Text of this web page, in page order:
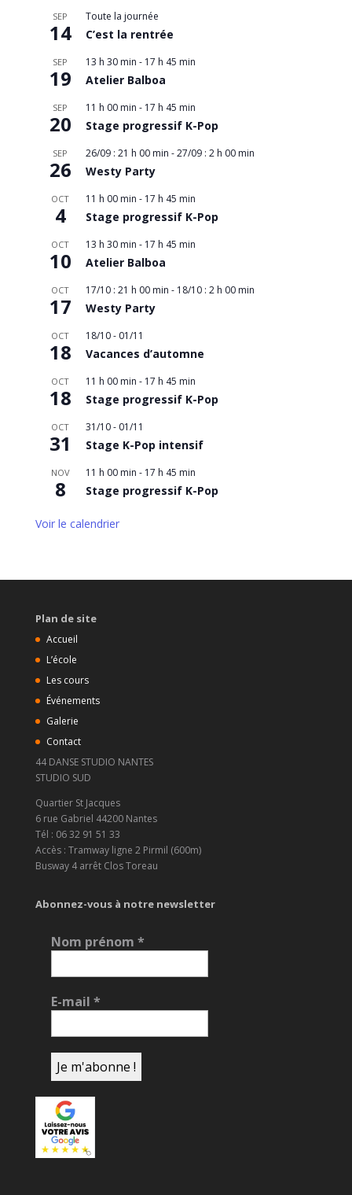
SEP
14
Toute la journée
C’est la rentrée
SEP
19
13 h 30 min - 17 h 45 min
Atelier Balboa
SEP
20
11 h 00 min - 17 h 45 min
Stage progressif K-Pop
SEP
26
26/09 : 21 h 00 min -27/09 : 2 h 00 min
Westy Party
OCT
4
11 h 00 min - 17 h 45 min
Stage progressif K-Pop
OCT
10
13 h 30 min - 17 h 45 min
Atelier Balboa
OCT
17
17/10 : 21 h 00 min - 18/10 : 2 h 00 min
Westy Party
OCT
18
18/10- 01/11
Vacances d’automne
OCT
18
11 h 00 min - 17 h 45 min
Stage progressif K-Pop
OCT
31
31/10- 01/11
Stage K-Pop intensif
NOV
8
11 h 00 min - 17 h 45 min
Stage progressif K-Pop
Voir le calendrier
Plan de site
Accueil
L’école
Les cours
Événements
Galerie
Contact
44 DANSE STUDIO NANTES
STUDIO SUD
Quartier St Jacques
6 rue Gabriel 44200 Nantes
Tél : 06 32 91 51 33
Accès : Tramway ligne 2 Pirmil (600m)
Busway 4 arrêt Clos Toreau
Abonnez-vous à notre newsletter
Nom prénom *
E-mail *